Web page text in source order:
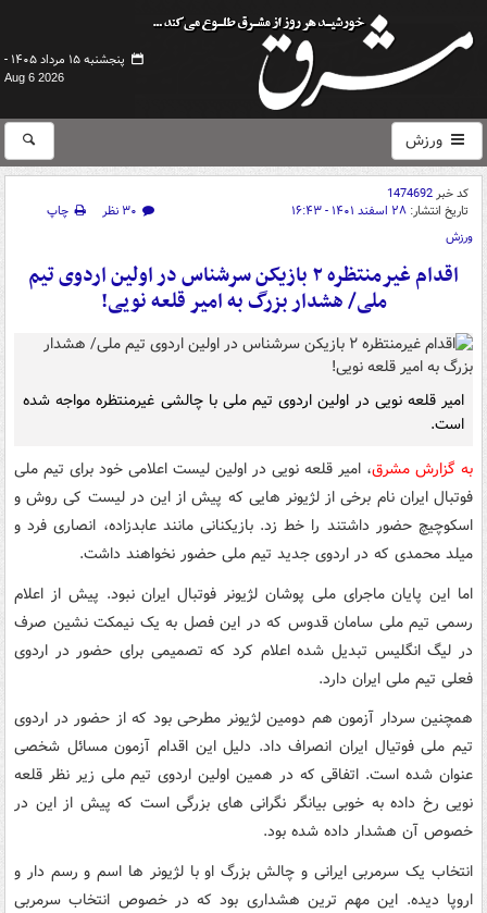
پنجشنبه ۱۵ مرداد ۱۴۰۵ -
Aug 6 2026
ورزش
کد خبر1474692
تاریخ انتشار: ۲۸ اسفند ۱۴۰۱ - ۱۶:۴۳ ۳۰ نظر
چاپ
ورزش
اقدام غیرمنتظره ۲ بازیکن سرشناس در اولین اردوی تیم
ملی/ هشدار بزرگ به امیر قلعه نویی!
امیر قلعه نویی در اولین اردوی تیم ملی با چالشی غیرمنتظره مواجه شده
است.
به گزارش مشرق، امیر قلعه نویی در اولین لیست اعلامی خود برای تیم ملی
فوتبال ایران نام برخی از لژیونر هایی که پیش از این در لیست کی روش و
اسکوچیچ حضور داشتند را خط زد. بازیکنانی مانند عابدزاده، انصاری فرد و
میلد محمدی که در اردوی جدید تیم ملی حضور نخواهند داشت.
اما این پایان ماجرای ملی پوشان لژیونر فوتبال ایران نبود. پیش از اعلام
رسمی تیم ملی سامان قدوس که در این فصل به یک نیمکت نشین صرف
در لیگ انگلیس تبدیل شده اعلام کرد که تصمیمی برای حضور در اردوی
فعلی تیم ملی ایران دارد.
همچنین سردار آزمون هم دومین لژیونر مطرحی بود که از حضور در اردوی
تیم ملی فوتیال ایران انصراف داد. دلیل این اقدام آزمون مسائل شخصی
عنوان شده است. اتفاقی که در همین اولین اردوی تیم ملی زیر نظر قلعه
نویی رخ داده به خوبی بیانگر نگرانی های بزرگی است که پیش از این در
خصوص آن هشدار داده شده بود.
انتخاب یک سرمربی ایرانی و چالش بزرگ او با لژیونر ها اسم و رسم دار و
اروپا دیده. این مهم ترین هشداری بود که در خصوص انتخاب سرمربی